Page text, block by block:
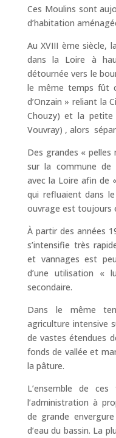
Ces Moulins sont
d’habitation
Au XVIII ème siècle,
dans la Loire à
détournée vers le
le même temps fût
d’Onzain » reliant la
Chouzy) et la petite
Vouvray) , alors
Des grandes «
sur la commune de
avec la Loire afin de
qui refluaient dans
ouvrage est toujours
À partir des années
s’intensifie très
et vannages est
d’une utilisation «
secondaire.
Dans le même
agriculture intensive
de vastes étendues
fonds de vallée et
la pâture.
L’ensemble de
l’administration à
de grande
d’eau du bassin. La